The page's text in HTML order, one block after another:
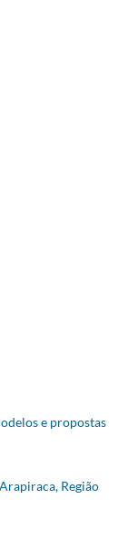
e propostas
Região